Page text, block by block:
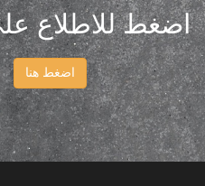
اضغط للاطلاع
اضغط هنا